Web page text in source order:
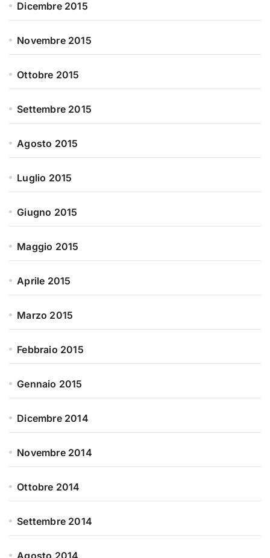
Dicembre 2015
Novembre 2015
Ottobre 2015
Settembre 2015
Agosto 2015
Luglio 2015
Giugno 2015
Maggio 2015
Aprile 2015
Marzo 2015
Febbraio 2015
Gennaio 2015
Dicembre 2014
Novembre 2014
Ottobre 2014
Settembre 2014